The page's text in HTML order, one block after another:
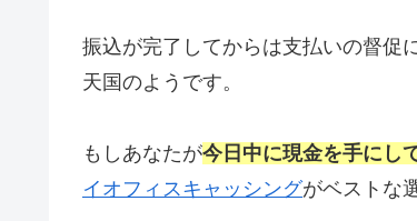
振込が完了してからは支払いの督促
天国のようです。
もしあなたが今日中に現金を手にし
イオフィスキャッシングがベストな